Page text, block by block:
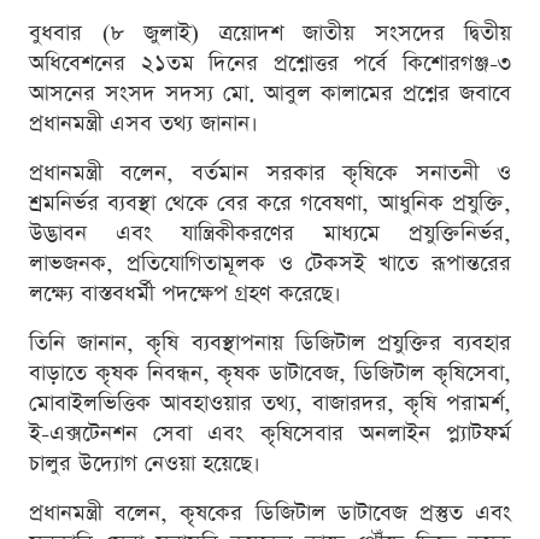
বুধবার (৮ জুলাই) ত্রয়োদশ জাতীয় সংসদের দ্বিতীয়
অধিবেশনের ২১তম দিনের প্রশ্নোত্তর পর্বে কিশোরগঞ্জ-৩
আসনের সংসদ সদস্য মো. আবুল কালামের প্রশ্নের জবাবে
প্রধানমন্ত্রী এসব তথ্য জানান।
প্রধানমন্ত্রী বলেন, বর্তমান সরকার কৃষিকে সনাতনী ও
শ্রমনির্ভর ব্যবস্থা থেকে বের করে গবেষণা, আধুনিক প্রযুক্তি,
উদ্ভাবন এবং যান্ত্রিকীকরণের মাধ্যমে প্রযুক্তিনির্ভর,
লাভজনক, প্রতিযোগিতামূলক ও টেকসই খাতে রূপান্তরের
লক্ষ্যে বাস্তবধর্মী পদক্ষেপ গ্রহণ করেছে।
তিনি জানান, কৃষি ব্যবস্থাপনায় ডিজিটাল প্রযুক্তির ব্যবহার
বাড়াতে কৃষক নিবন্ধন, কৃষক ডাটাবেজ, ডিজিটাল কৃষিসেবা,
মোবাইলভিত্তিক আবহাওয়ার তথ্য, বাজারদর, কৃষি পরামর্শ,
ই-এক্সটেনশন সেবা এবং কৃষিসেবার অনলাইন প্ল্যাটফর্ম
চালুর উদ্যোগ নেওয়া হয়েছে।
প্রধানমন্ত্রী বলেন, কৃষকের ডিজিটাল ডাটাবেজ প্রস্তুত এবং